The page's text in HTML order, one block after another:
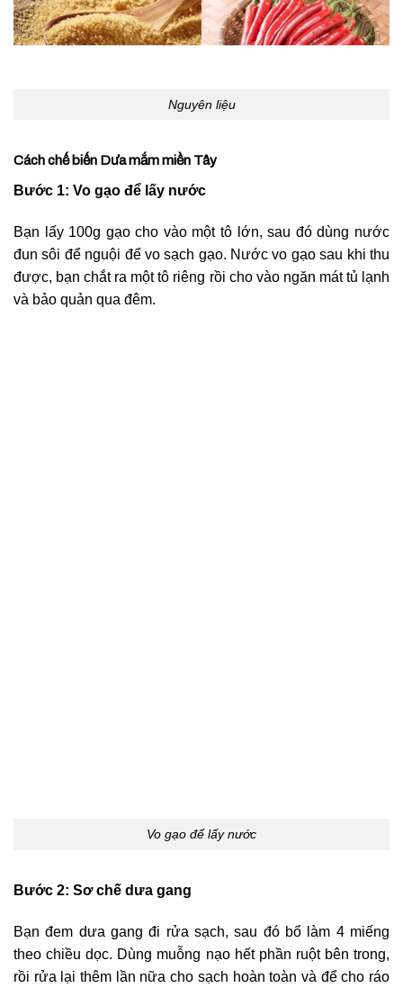
Nguyên liệu
Cách chế biến Dưa mắm miền Tây
Bước 1: Vo gạo để lấy nước
Bạn lấy 100g gạo cho vào một tô lớn, sau đó dùng nước
đun sôi để nguội để vo sạch gạo. Nước vo gạo sau khi thu
được, bạn chắt ra một tô riêng rồi cho vào ngăn mát tủ lạnh
và bảo quản qua đêm.
Vo gạo để lấy nước
Bước 2: Sơ chế dưa gang
Bạn đem dưa gang đi rửa sạch, sau đó bổ làm 4 miếng
theo chiều dọc. Dùng muỗng nạo hết phần ruột bên trong,
rồi rửa lại thêm lần nữa cho sạch hoàn toàn và để cho ráo